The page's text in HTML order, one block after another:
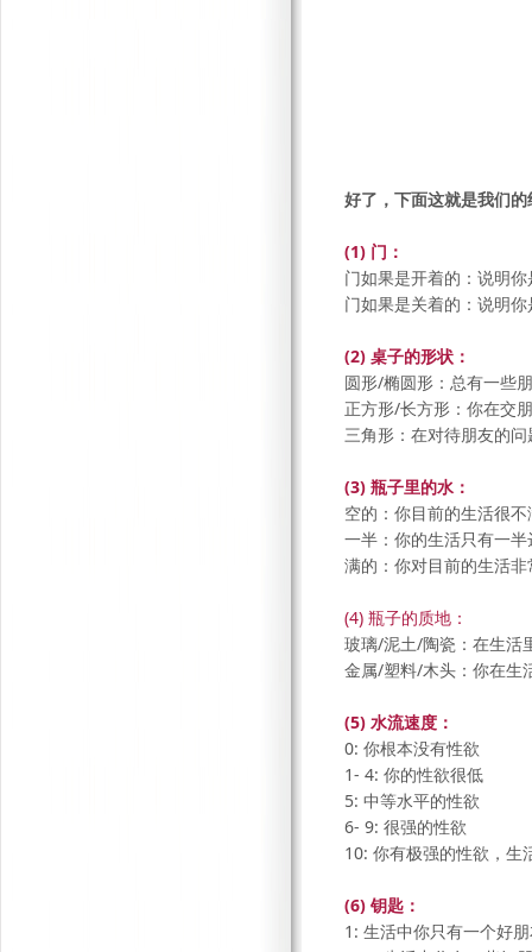
好了，下面这就是我们的
(1) 门：
门如果是开着的：说明
门如果是关着的：说明
(2) 桌子的形状：
圆形/椭圆形：总有一些
正方形/长方形：你在交
三角形：在对待朋友的
(3) 瓶子里的水：
空的：你目前的生活很
一半：你的生活只有一
满的：你对目前的生活
(4) 瓶子的质地：
玻璃/泥土/陶瓷：在生活
金属/塑料/木头：你在生
(5) 水流速度：
0: 你根本没有性欲
1- 4: 你的性欲很低
5: 中等水平的性欲
6- 9: 很强的性欲
10: 你有极强的性欲，生
(6) 钥匙：
1: 生活中你只有一个好